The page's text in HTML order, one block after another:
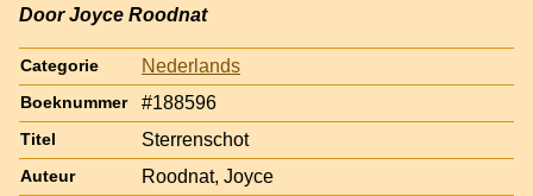
Door Joyce Roodnat
Categorie Nederlands
Boeknummer #188596
Titel Sterrenschot
Auteur Roodnat, Joyce